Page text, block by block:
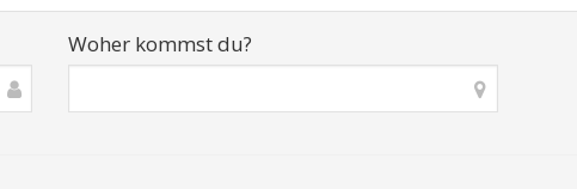
Woher kommst du?